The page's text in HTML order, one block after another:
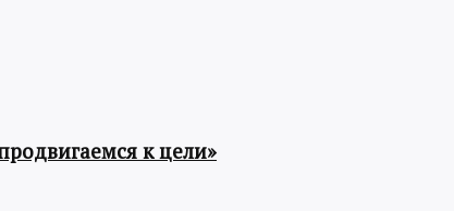
к цели»